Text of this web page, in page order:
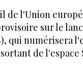
de l'Union
sur le
qui numérisera
de l'espace